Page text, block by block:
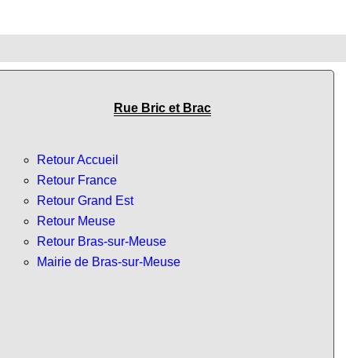
Rue Bric et Brac
Retour Accueil
Retour France
Retour Grand Est
Retour Meuse
Retour Bras-sur-Meuse
Mairie de Bras-sur-Meuse